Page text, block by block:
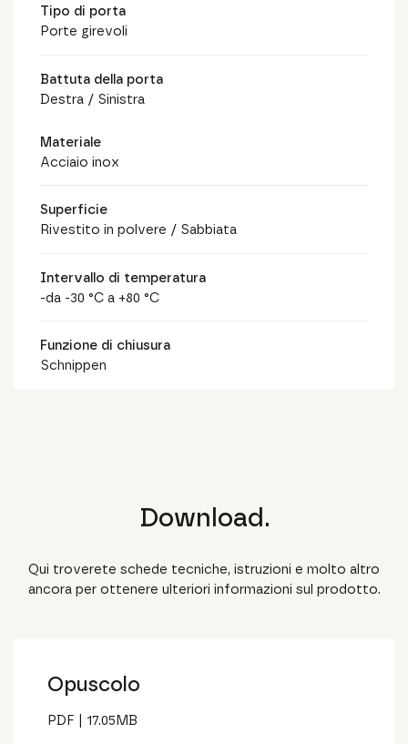
Tipo di porta
Porte girevoli
Battuta della porta
Destra / Sinistra
Materiale
Acciaio inox
Superficie
Rivestito in polvere / Sabbiata
Intervallo di temperatura
-da -30 °C a +80 °C
Funzione di chiusura
Schnippen
Download.
Qui troverete schede tecniche, istruzioni e molto altro
ancora per ottenere ulteriori informazioni sul prodotto.
Opuscolo
PDF 17.05MB